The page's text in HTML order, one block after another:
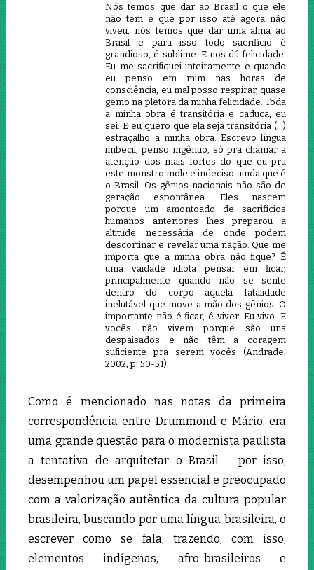
Nós temos que dar ao Brasil o que ele
não tem e que por isso até agora não
viveu, nós temos que dar uma alma ao
Brasil e para isso todo sacrifício é
grandioso, é sublime. E nos dá felicidade.
Eu me sacrifiquei inteiramente e quando
eu penso em mim nas horas de
consciência, eu mal posso respirar, quase
gemo na pletora da minha felicidade. Toda
a minha obra é transitória e caduca, eu
sei. E eu quero que ela seja transitória (…)
estraçalho a minha obra. Escrevo língua
imbecil, penso ingênuo, só pra chamar a
atenção dos mais fortes do que eu pra
este monstro mole e indeciso ainda que é
o Brasil. Os gênios nacionais não são de
geração espontânea. Eles nascem
porque um amontoado de sacrifícios
humanos anteriores lhes preparou a
altitude necessária de onde podem
descortinar e revelar uma nação. Que me
importa que a minha obra não fique? É
uma vaidade idiota pensar em ficar,
principalmente quando não se sente
dentro do corpo aquela fatalidade
inelutável que move a mão dos gênios. O
importante não é ficar, é viver. Eu vivo. E
vocês não vivem porque são uns
despaisados e não têm a coragem
suficiente pra serem vocês (Andrade,
2002, p. 50-51).
Como é mencionado nas notas da primeira
correspondência entre Drummond e Mário, era
uma grande questão para o modernista paulista
a tentativa de arquitetar o Brasil – por isso,
desempenhou um papel essencial e preocupado
com a valorização autêntica da cultura popular
brasileira, buscando por uma língua brasileira, o
escrever como se fala, trazendo, com isso,
elementos indígenas, afro-brasileiros e